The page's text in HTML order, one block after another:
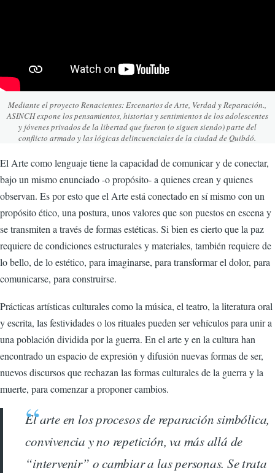
Mediante el proyecto Renacientes: Escenarios de Arte, Verdad y Reparación.,
ASINCH expone los pensamientos, historias y sentimientos de los adolescentes
y jóvenes privados de la libertad que fueron (o siguen siendo) parte del
conflicto armado y las lógicas delincuenciales de la ciudad de Quibdó.
El Arte como lenguaje tiene la capacidad de comunicar y de conectar,
bajo un mismo enunciado -o propósito- a quienes crean y quienes
observan. Es por esto que el Arte está conectado en sí mismo con un
propósito ético, una postura, unos valores que son puestos en escena y
se transmiten a través de formas estéticas. Si bien es cierto que la paz
requiere de condiciones estructurales y materiales, también requiere de
lo bello, de lo estético, para imaginarse, para transformar el dolor, para
comunicarse, para construirse.
Prácticas artísticas culturales como la música, el teatro, la literatura oral
y escrita, las festividades o los rituales pueden ser vehículos para unir a
una población dividida por la guerra. En el arte y en la cultura han
encontrado un espacio de expresión y difusión nuevas formas de ser,
nuevos discursos que rechazan las formas culturales de la guerra y la
muerte, para comenzar a proponer cambios.
El arte en los procesos de reparación simbólica,
convivencia y no repetición, va más allá de
“intervenir” o cambiar a las personas. Se trata